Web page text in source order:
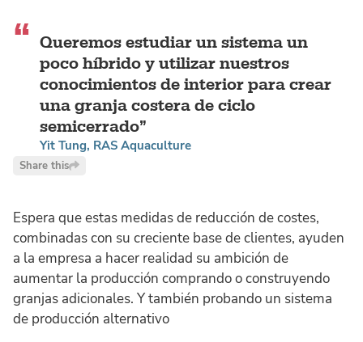
Queremos estudiar un sistema un
poco híbrido y utilizar nuestros
conocimientos de interior para crear
una granja costera de ciclo
semicerrado
Yit Tung, RAS Aquaculture
Share this
Espera que estas medidas de reducción de costes,
combinadas con su creciente base de clientes, ayuden
a la empresa a hacer realidad su ambición de
aumentar la producción comprando o construyendo
granjas adicionales. Y también probando un sistema
de producción alternativo